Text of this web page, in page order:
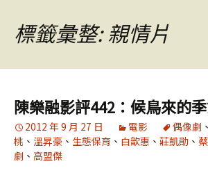
標籤彙整: 親情片
陳樂融影評442：候鳥來的
2012 年 9 月 27 日 電影 偶像劇 、
桃 、 溫昇豪 、 生態保育 、 白歆惠 、 莊凱勛 、
劇 、 高盟傑